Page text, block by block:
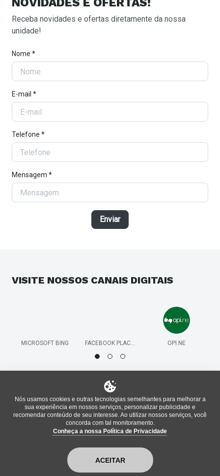
Receba novidades e ofertas diretamente da nossa
unidade!
Nome *
E-mail *
Telefone *
Mensagem *
Enviar
VISITE NOSSOS CANAIS DIGITAIS
MICROSOFT BING FACEBOOK PLACES OPI.NE
Informações oficiais do local atualizadas pela plataforma
Política de Privacidade
Nós usamos cookies e outras tecnologias semelhantes para melhorar a
sua experiência em nossos serviços, personalizar publicidade e
recomendar conteúdo de seu interesse. Ao utilizar nossos serviços, você
concorda com tal monitoramento.
Conheça a nossa Política de Privacidade
ACEITAR